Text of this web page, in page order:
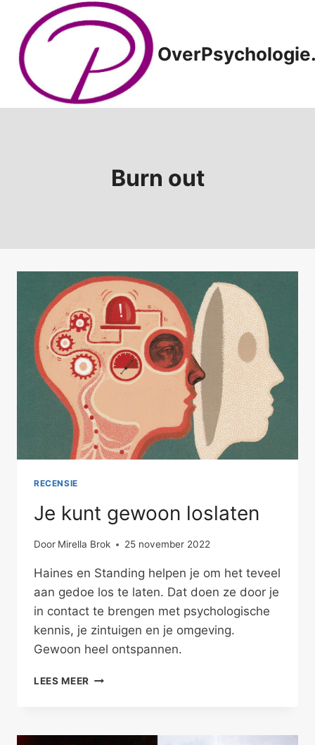
Doorgaan
inhoud
Burn out
RECENSIE
Je kunt gewoon loslaten
Door Mirella Brok 25 november 2022
Haines en Standing helpen je om het teveel
aan gedoe los te laten. Dat doen ze door je
in contact te brengen met psychologische
kennis, je zintuigen en je omgeving.
Gewoon heel ontspannen.
LEES MEER